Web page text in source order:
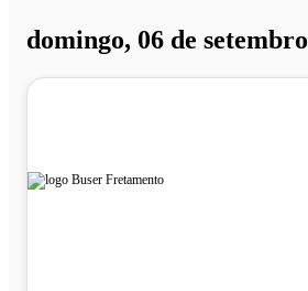
domingo, 06 de setembro